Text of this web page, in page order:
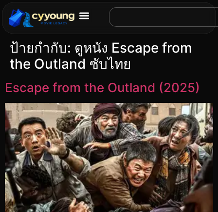
ป้ายกำกับ: ดูหนัง Escape from
the Outland ซับไทย
Escape from the Outland (2025)